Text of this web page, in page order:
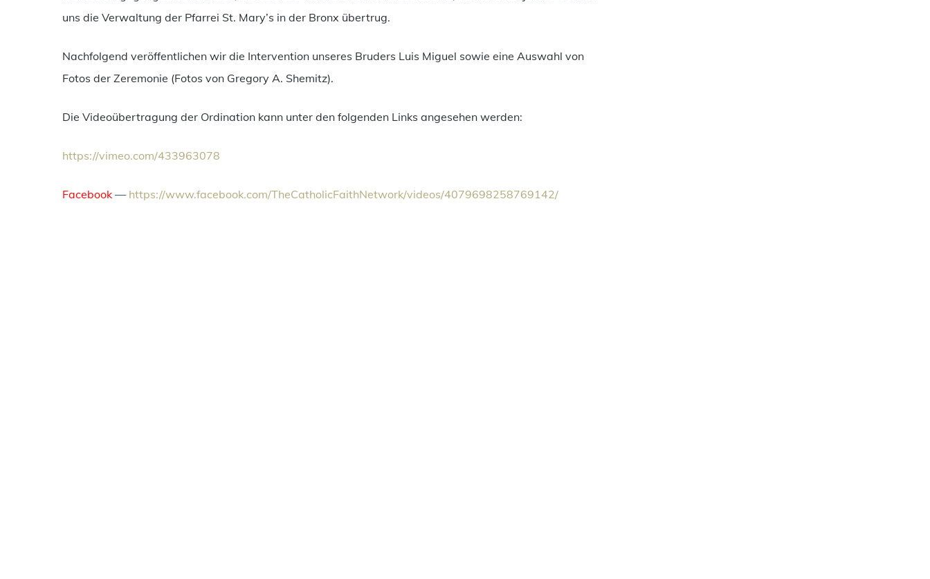
uns die Verwaltung der Pfarrei St. Mary’s in der Bronx übertrug.
Nachfolgend veröffentlichen wir die Intervention unseres Bruders Luis Miguel sowie eine Auswahl von
Fotos der Zeremonie (Fotos von Gregory A. Shemitz).
Die Videoübertragung der Ordination kann unter den folgenden Links angesehen werden:
https://vimeo.com/433963078
Facebook — https://www.facebook.com/TheCatholicFaithNetwork/videos/4079698258769142/